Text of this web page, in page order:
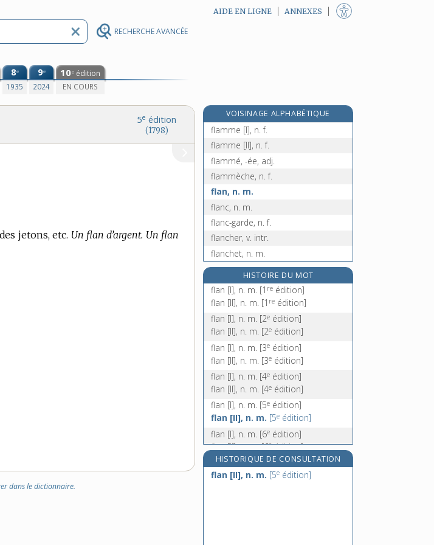
RECHERCHE AVANCÉE
AIDE EN LIGNE ANNEXES
8e
1935
9e
2024
10e édition
EN COURS
5e édition
(1798)
jetons, etc. Un flan d’argent. Un flan
dans le dictionnaire.
VOISINAGE ALPHABÉTIQUE
flamingant, -ante, adj.
flamme [I], n. f.
flamme [II], n. f.
flammé, -ée, adj.
flammèche, n. f.
flan, n. m.
flanc, n. m.
flanc-garde, n. f.
flancher, v. intr.
flanchet, n. m.
flanconade, n. f.[7eédition]
flandrin, n. m.
flanelle, n. f.
flâner, v. intr.
flânerie, n. f.
HISTOIRE DU MOT
flan [I], n. m. [1 re édition]
flan [II], n. m. [1 re édition]
flan [I], n. m. [2e édition]
flan [II], n. m. [2e édition]
flan [I], n. m. [3e édition]
flan [II], n. m. [3e édition]
flan [I], n. m. [4e édition]
flan [II], n. m. [4e édition]
flan [I], n. m. [5e édition]
flan [II], n. m. [5e édition]
flan [I], n. m. [6e édition]
flan [II], n. m.[6eédition]
flan [I], n. m.[7eédition]
flan [II], n. m.[7 eédition]
HISTORIQUE DE CONSULTATION
flan [II], n. m. [5e édition]